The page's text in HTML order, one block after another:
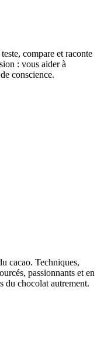
compare et raconte
: vous aider à
conscience.
cacao. Techniques,
passionnants et en
du chocolat autrement.